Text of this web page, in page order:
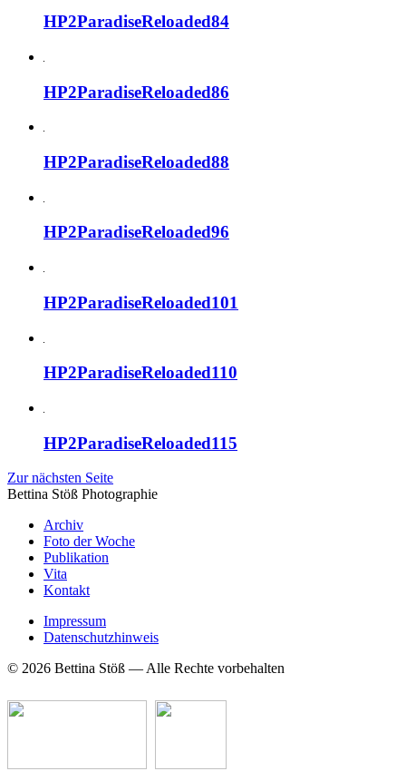
HP2ParadiseReloaded84
HP2ParadiseReloaded86
HP2ParadiseReloaded88
HP2ParadiseReloaded96
HP2ParadiseReloaded101
HP2ParadiseReloaded110
HP2ParadiseReloaded115
Zur nächsten Seite
Bettina Stöß Photographie
Archiv
Foto der Woche
Publikation
Vita
Kontakt
Impressum
Datenschutzhinweis
© 2026 Bettina Stöß — Alle Rechte vorbehalten